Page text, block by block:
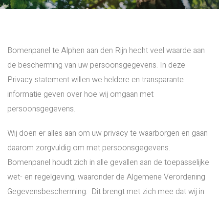
Bomenpanel te Alphen aan den Rijn hecht veel waarde aan
de bescherming van uw persoonsgegevens. In deze
Privacy statement willen we heldere en transparante
informatie geven over hoe wij omgaan met
persoonsgegevens.
Wij doen er alles aan om uw privacy te waarborgen en gaan
daarom zorgvuldig om met persoonsgegevens.
Bomenpanel houdt zich in alle gevallen aan de toepasselijke
wet- en regelgeving, waaronder de Algemene Verordening
Gegevensbescherming. Dit brengt met zich mee dat wij in